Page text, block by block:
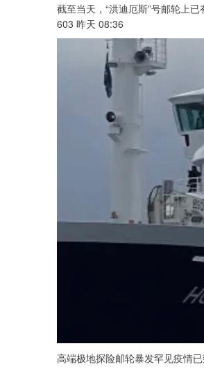
截至当天，“洪迪厄斯”号邮轮上
603 昨天 08:36
高端极地探险邮轮暴发罕见疫情